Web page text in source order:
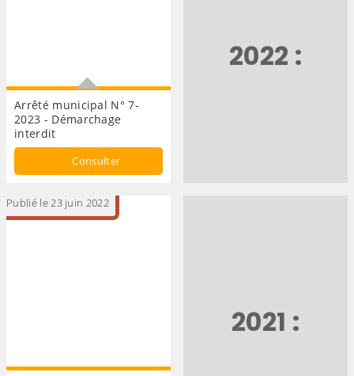
Arrêté municipal N° 7-
2023 - Démarchage
interdit
DémarchageConsulter
2022 :
Publié le 23 juin 2022
2021 :